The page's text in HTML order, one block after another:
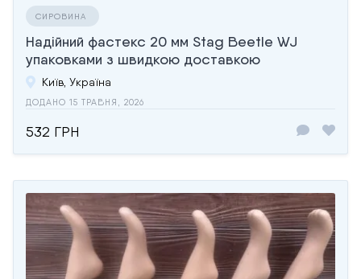
СИРОВИНА
Надійний фастекс 20 мм Stag Beetle WJ
упаковками з швидкою доставкою
Київ, Україна
ДОДАНО 15 ТРАВНЯ, 2026
532 ГРН